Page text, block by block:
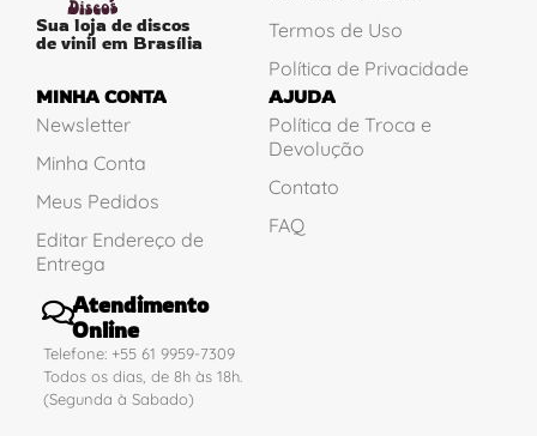
Sua loja de discos
de vinil em Brasília
Termos de Uso
Política de Privacidade
MINHA CONTA
Newsletter
Minha Conta
Meus Pedidos
Editar Endereço de
Entrega
AJUDA
Política de Troca e
Devolução
Contato
FAQ
Atendimento
Online
Telefone: +55 61 9959-7309
Todos os dias, de 8h às 18h.
(Segunda à Sabado)